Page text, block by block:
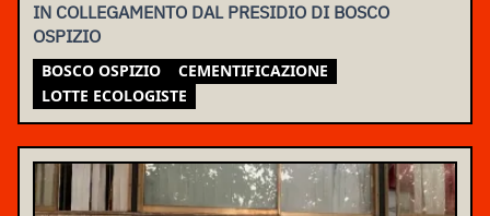
IN COLLEGAMENTO DAL PRESIDIO DI BOSCO
OSPIZIO
BOSCO OSPIZIO
CEMENTIFICAZIONE
LOTTE ECOLOGISTE